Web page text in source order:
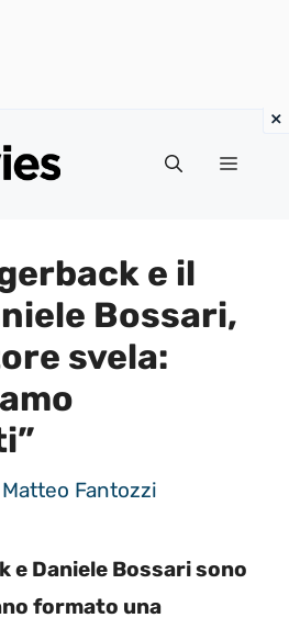
Menu
e il
Bossari,
svela:
Matteo Fantozzi
e Daniele Bossari sono
formato una